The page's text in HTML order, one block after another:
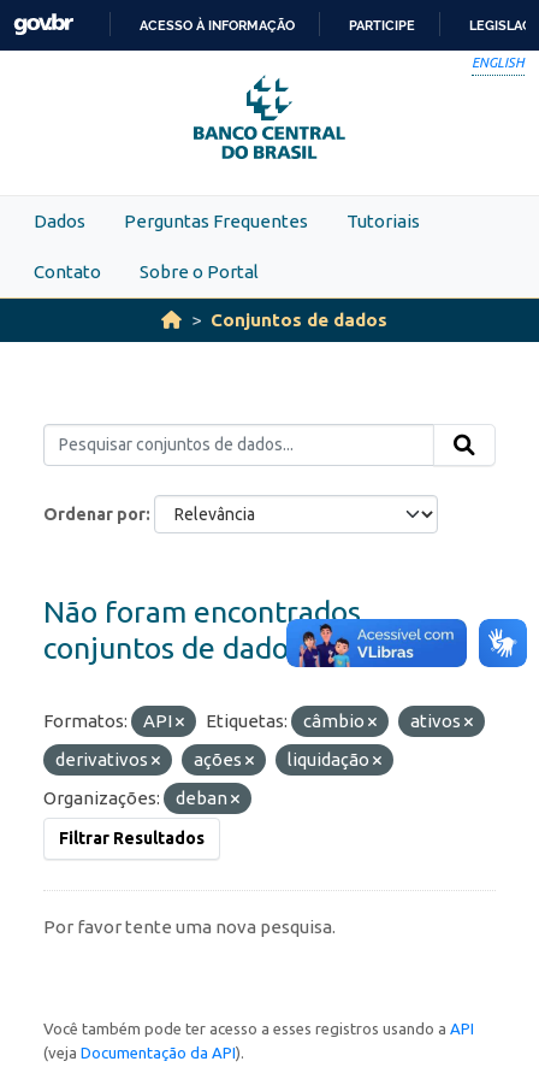
Skip to main content
PARA
O
CONTEÚDO
ACESSO À INFORMAÇÃO PARTICIPE
ENGLISH
Dados Perguntas Frequentes Tutoriais
Contato Sobre o Portal
Conjuntos de dados
Ordenar por
Não foram encontrados
conjuntos de dados
Formatos: API Etiquetas: câmbio
ativos
derivativos
ações
liquidação
Organizações:
deban
Filtrar Resultados
Por favor tente uma nova pesquisa.
Você também pode ter acesso a esses registros usando a API
(veja Documentação da API).